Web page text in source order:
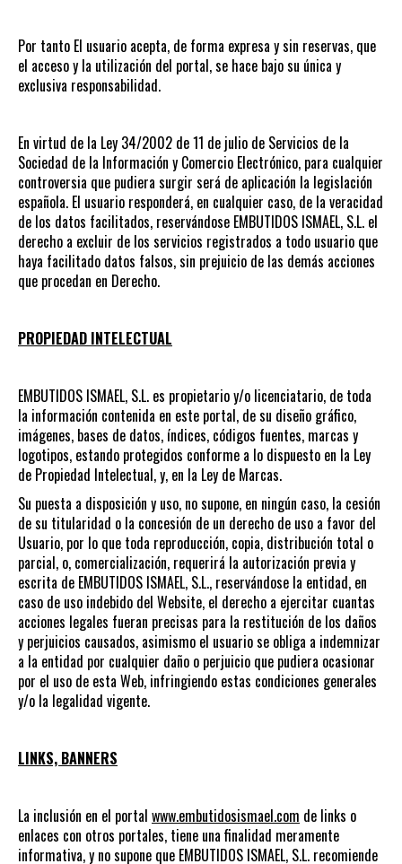
Por tanto El usuario acepta, de forma expresa y sin reservas, que
el acceso y la utilización del portal, se hace bajo su única y
exclusiva responsabilidad.
En virtud de la Ley 34/2002 de 11 de julio de Servicios de la
Sociedad de la Información y Comercio Electrónico, para cualquier
controversia que pudiera surgir será de aplicación la legislación
española. El usuario responderá, en cualquier caso, de la veracidad
de los datos facilitados, reservándose EMBUTIDOS ISMAEL, S.L. el
derecho a excluir de los servicios registrados a todo usuario que
haya facilitado datos falsos, sin prejuicio de las demás acciones
que procedan en Derecho.
PROPIEDAD INTELECTUAL
EMBUTIDOS ISMAEL, S.L. es propietario y/o licenciatario, de toda
la información contenida en este portal, de su diseño gráfico,
imágenes, bases de datos, índices, códigos fuentes, marcas y
logotipos, estando protegidos conforme a lo dispuesto en la Ley
de Propiedad Intelectual, y, en la Ley de Marcas.
Su puesta a disposición y uso, no supone, en ningún caso, la cesión
de su titularidad o la concesión de un derecho de uso a favor del
Usuario, por lo que toda reproducción, copia, distribución total o
parcial, o, comercialización, requerirá la autorización previa y
escrita de EMBUTIDOS ISMAEL, S.L., reservándose la entidad, en
caso de uso indebido del Website, el derecho a ejercitar cuantas
acciones legales fueran precisas para la restitución de los daños
y perjuicios causados, asimismo el usuario se obliga a indemnizar
a la entidad por cualquier daño o perjuicio que pudiera ocasionar
por el uso de esta Web, infringiendo estas condiciones generales
y/o la legalidad vigente.
LINKS, BANNERS
La inclusión en el portal www.embutidosismael.com de links o
enlaces con otros portales, tiene una finalidad meramente
informativa, y no supone que EMBUTIDOS ISMAEL, S.L. recomiende